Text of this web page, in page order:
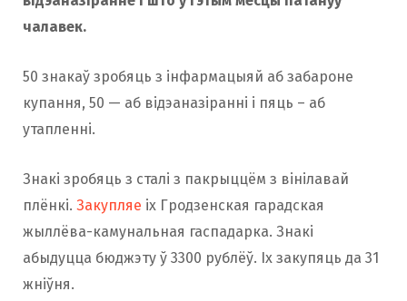
чалавек.
50 знакаў зробяць з інфармацыяй аб забароне
купання, 50 — аб відэаназіранні і пяць – аб
утапленні.
Знакі зробяць з сталі з пакрыццём з вінілавай
плёнкі. Закупляе іх Гродзенская гарадская
жыллёва-камунальная гаспадарка. Знакі
абыдуцца бюджэту ў 3300 рублёў. Іх закупяць да 31
жніўня.